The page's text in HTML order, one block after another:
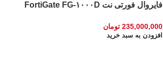
فایروال فورتی نت FortiGate FG-۱۰۰۰D
235,000,000 تومان
افزودن به سبد خرید